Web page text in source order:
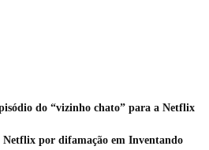
do “vizinho chato” para a Netflix
Netflix por difamação em Inventando